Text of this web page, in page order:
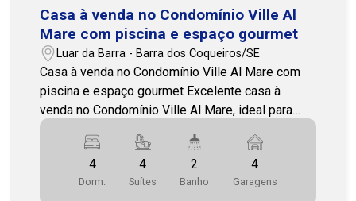
(79)3231-1010 - Cohab Premium Imobiliária
Casa à venda no Condomínio Ville Al
Mare com piscina e espaço gourmet
Luar da Barra - Barra dos Coqueiros/SE
Casa à venda no Condomínio Ville Al Mare com
piscina e espaço gourmet Excelente casa à
venda no Condomínio Ville Al Mare, ideal para
quem busca conforto, privacidade e lazer
completo. No pavimento térreo, o imóvel conta
com 2 quartos, dependência completa, duas
salas bem espaçosas, cozinha funcional, varanda
4
Dorm.
4
Suítes
2
Banho
4
Garagens